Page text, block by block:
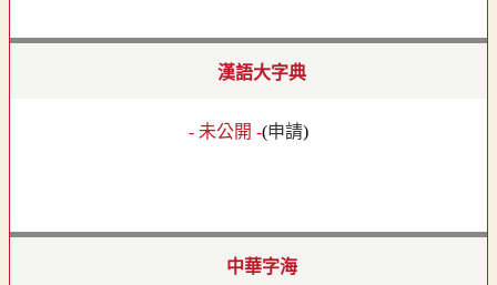
漢語大字典
- 未公開 -(申請)
中華字海